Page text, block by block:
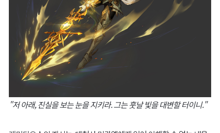
"저 아래, 진실을 보는 눈을 지키라. 그는 훗날 빛을 대변할 터이니."